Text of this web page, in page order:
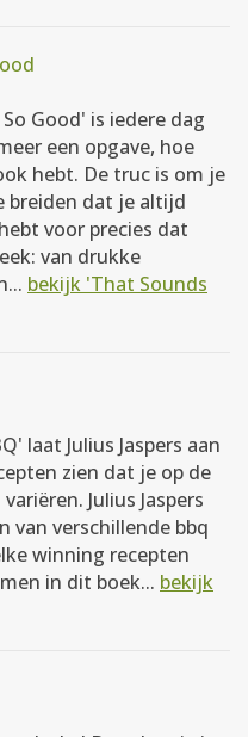
Good' is iedere dag
een opgave, hoe
hebt. De truc is om je
breiden dat je altijd
voor precies dat
van drukke
bekijk 'That Sounds
laat Julius Jaspers aan
zien dat je op de
Julius Jaspers
van verschillende bbq
winning recepten
in dit boek... bekijk